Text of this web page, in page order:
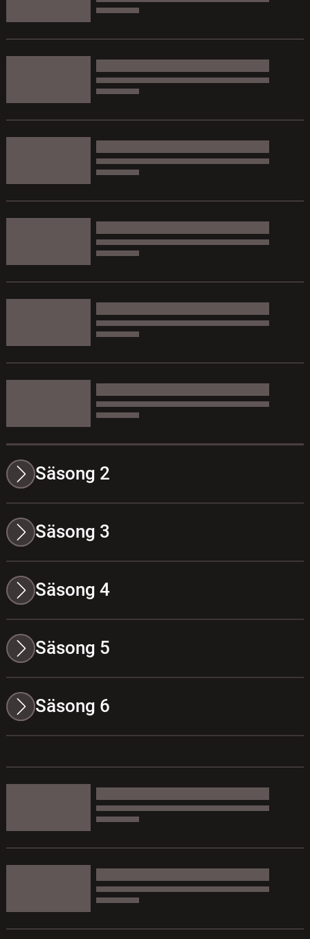
Säsong 2
Säsong 3
Säsong 4
Säsong 5
Säsong 6